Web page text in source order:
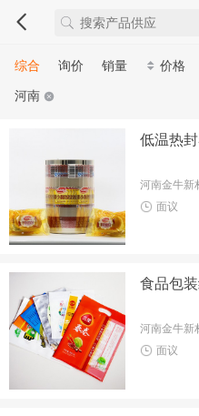
综合 询价 销量
价格
河南
低温热
河南金牛新
面议
食品包
河南金牛新
面议